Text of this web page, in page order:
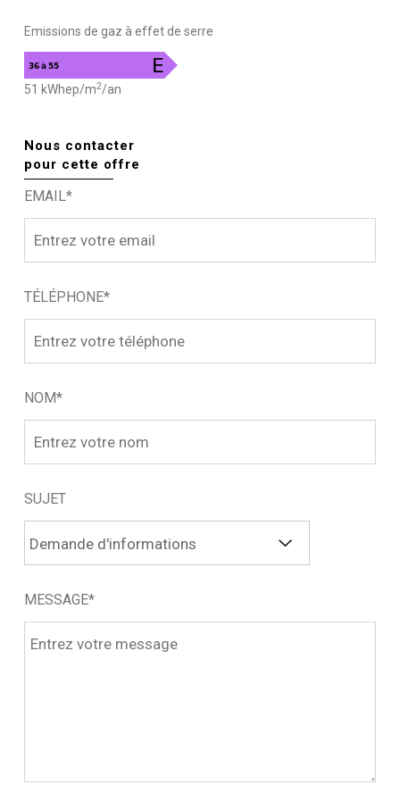
Emissions de gaz à effet de serre
51 kWhep/m2/an
Nous contacter
pour cette offre
EMAIL*
TÉLÉPHONE*
NOM*
SUJET
MESSAGE*